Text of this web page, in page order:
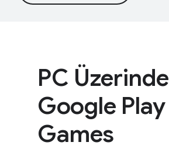
PC Üzerinde
Google Play
Games